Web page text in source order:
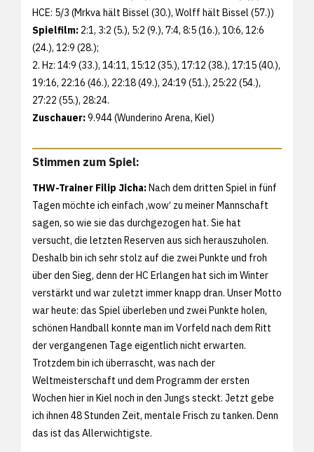
HCE: 5/3 (Mrkva hält Bissel (30.), Wolff hält Bissel (57.))
Spielfilm: 2:1, 3:2 (5.), 5:2 (9.), 7:4, 8:5 (16.), 10:6, 12:6
(24.), 12:9 (28.);
2. Hz: 14:9 (33.), 14:11, 15:12 (35.), 17:12 (38.), 17:15 (40.),
19:16, 22:16 (46.), 22:18 (49.), 24:19 (51.), 25:22 (54.),
27:22 (55.), 28:24.
Zuschauer:9.944 (Wunderino Arena, Kiel)
Stimmen zum Spiel:
THW-Trainer Filip Jicha:Nach dem dritten Spiel in fünf
Tagen möchte ich einfach ‚wow‘ zu meiner Mannschaft
sagen, so wie sie das durchgezogen hat. Sie hat
versucht, die letzten Reserven aus sich herauszuholen.
Deshalb bin ich sehr stolz auf die zwei Punkte und froh
über den Sieg, denn der HC Erlangen hat sich im Winter
verstärkt und war zuletzt immer knapp dran. Unser Motto
war heute: das Spiel überleben und zwei Punkte holen,
schönen Handball konnte man im Vorfeld nach dem Ritt
der vergangenen Tage eigentlich nicht erwarten.
Trotzdem bin ich überrascht, was nach der
Weltmeisterschaft und dem Programm der ersten
Wochen hier in Kiel noch in den Jungs steckt. Jetzt gebe
ich ihnen 48 Stunden Zeit, mentale Frisch zu tanken. Denn
das ist das Allerwichtigste.